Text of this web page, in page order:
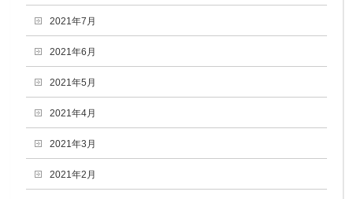
2021年7月
2021年6月
2021年5月
2021年4月
2021年3月
2021年2月